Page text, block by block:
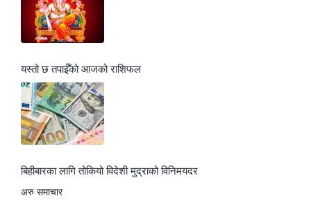
यस्तो छ तपाईँको आजको राशिफल
बिहीबारका लागि तोकियो विदेशी मुद्राको विनिमयदर
अरु समाचार